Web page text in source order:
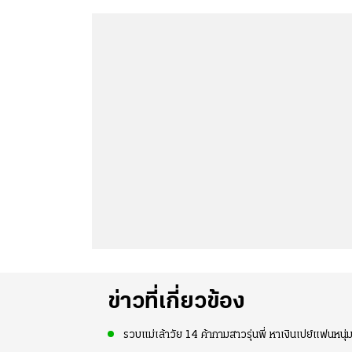
ข่าวที่เกี่ยวข้อง
รวบแม่เล้าวัย 14 ค้ากามสาวรุ่นพี่ หาเงินเปย์แฟนหนุ่ม